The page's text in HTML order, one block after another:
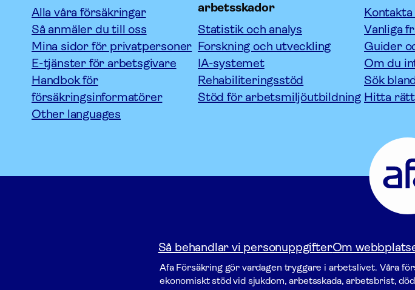
Alla våra försäkringar
Så anmäler du till oss
Mina sidor för privatpersoner
E-tjänster för arbetsgivare
Handbok för
försäkringsinformatörer
Other languages
arbetsskador
Statistik och analys
Forskning och utveckling
IA-systemet
Rehabiliteringsstöd
Stöd för arbetsmiljöutbildning
Vanliga
Guider
Om du
Sök
Hitta
Försäkring
Gå
till
startsidan
Så behandlar vi personuppgifterOm
Afa För­säkring gör vardagen tryggare i arbetslivet. Våra
ekonomiskt stöd vid sjukdom, arbetsskada, arbetsbrist,